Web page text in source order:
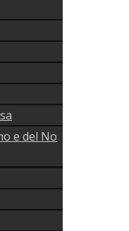
e del No